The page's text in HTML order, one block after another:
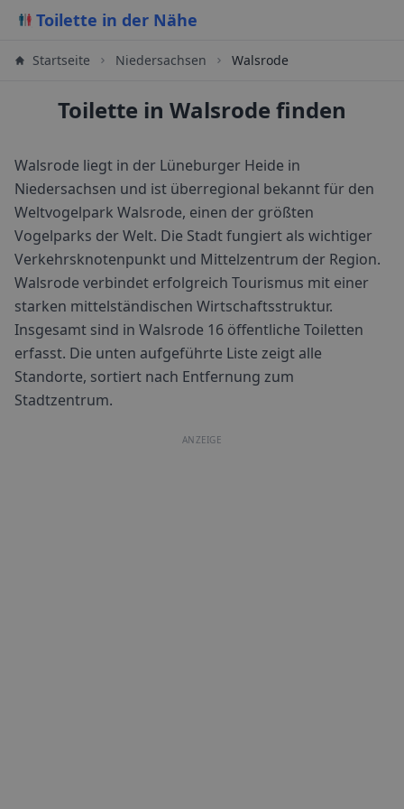
Toilette in der Nähe
Startseite Niedersachsen Walsrode
Toilette in Walsrode finden
Walsrode liegt in der Lüneburger Heide in
Niedersachsen und ist überregional bekannt für den
Weltvogelpark Walsrode, einen der größten
Vogelparks der Welt. Die Stadt fungiert als wichtiger
Verkehrsknotenpunkt und Mittelzentrum der Region.
Walsrode verbindet erfolgreich Tourismus mit einer
starken mittelständischen Wirtschaftsstruktur.
Insgesamt sind in Walsrode 16 öffentliche Toiletten
erfasst. Die unten aufgeführte Liste zeigt alle
Standorte, sortiert nach Entfernung zum
Stadtzentrum.
ANZEIGE